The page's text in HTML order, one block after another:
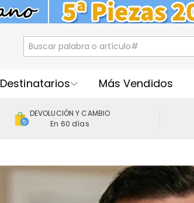
Destinatarios Más Vendidos
DEVOLUCIÓN Y CAMBIO
En 60 días